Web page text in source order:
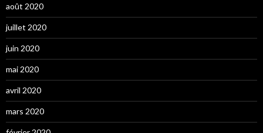
août 2020
juillet 2020
juin 2020
mai 2020
avril 2020
mars 2020